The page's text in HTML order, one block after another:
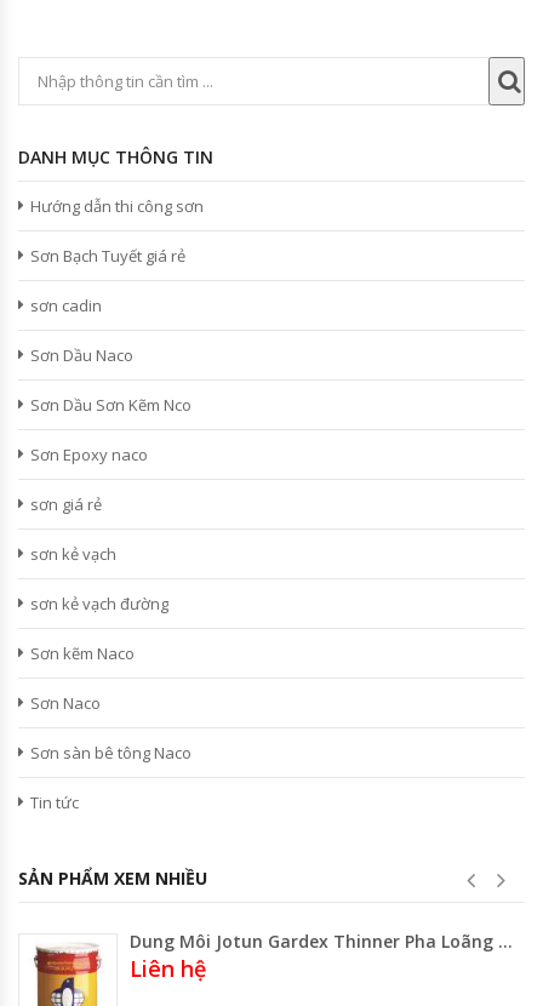
DANH MỤC THÔNG TIN
Hướng dẫn thi công sơn
Sơn Bạch Tuyết giá rẻ
sơn cadin
Sơn Dầu Naco
Sơn Dầu Sơn Kẽm Nco
Sơn Epoxy naco
sơn giá rẻ
sơn kẻ vạch
sơn kẻ vạch đường
Sơn kẽm Naco
Sơn Naco
Sơn sàn bê tông Naco
Tin tức
SẢN PHẨM XEM NHIỀU
Dung Môi Jotun Gardex Thinner Pha Loãng Sơn Alkyd
Liên hệ